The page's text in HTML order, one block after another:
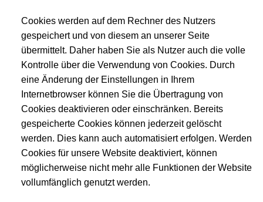
Cookies werden auf dem Rechner des Nutzers
gespeichert und von diesem an unserer Seite
übermittelt. Daher haben Sie als Nutzer auch die volle
Kontrolle über die Verwendung von Cookies. Durch
eine Änderung der Einstellungen in Ihrem
Internetbrowser können Sie die Übertragung von
Cookies deaktivieren oder einschränken. Bereits
gespeicherte Cookies können jederzeit gelöscht
werden. Dies kann auch automatisiert erfolgen. Werden
Cookies für unsere Website deaktiviert, können
möglicherweise nicht mehr alle Funktionen der Website
vollumfänglich genutzt werden.